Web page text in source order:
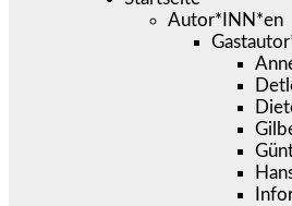
Autor*INN*en